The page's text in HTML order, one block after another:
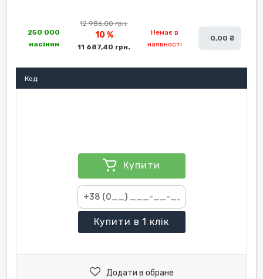
250 000
насінин
12 986,00 грн.
10 %
11 687,40 грн.
Немає в
наявності
0,00 ₴
Код:
Купити
Купити в 1 клік
Додати в обране